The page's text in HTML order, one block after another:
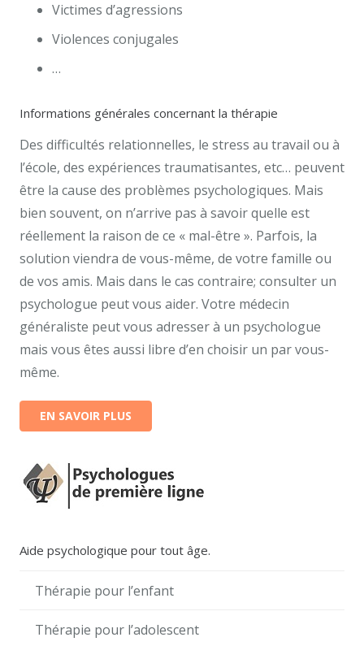
Victimes d’agressions
Violences conjugales
…
Informations générales concernant la thérapie
Des difficultés relationnelles, le stress au travail ou à
l’école, des expériences traumatisantes, etc… peuvent
être la cause des problèmes psychologiques. Mais
bien souvent, on n’arrive pas à savoir quelle est
réellement la raison de ce « mal-être ». Parfois, la
solution viendra de vous-même, de votre famille ou
de vos amis. Mais dans le cas contraire; consulter un
psychologue peut vous aider. Votre médecin
généraliste peut vous adresser à un psychologue
mais vous êtes aussi libre d’en choisir un par vous-
même.
EN SAVOIR PLUS
Aide psychologique pour tout âge.
Thérapie pour l’enfant
Thérapie pour l’adolescent